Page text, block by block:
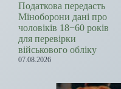
Податкова передасть
Міноборони дані про
чоловіків 18−60 років
для перевірки
військового обліку
07.08.2026